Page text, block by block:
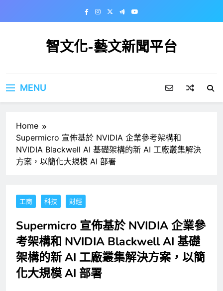
智文化-藝文新聞平台
MENU
Home
Supermicro 宣佈基於 NVIDIA 企業參考架構和
NVIDIA Blackwell AI 基礎架構的新 AI 工廠叢集解決
方案，以簡化大規模 AI 部署
工商 科技 財經
Supermicro 宣佈基於 NVIDIA 企業參
考架構和 NVIDIA Blackwell AI 基礎
架構的新 AI 工廠叢集解決方案，以簡
化大規模 AI 部署